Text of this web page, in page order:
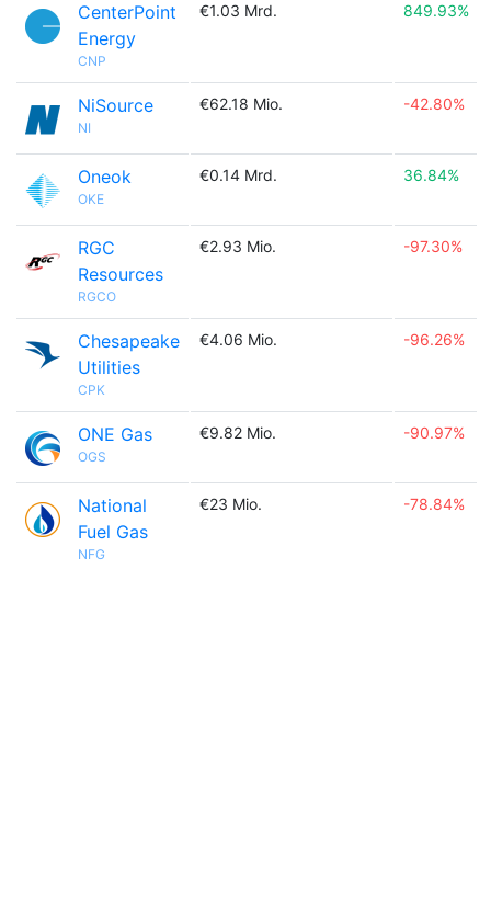
CenterPoint
Energy
CNP
€1.03 Mrd. 849.93%
NiSource
NI
€62.18 Mio. -42.80%
Oneok
OKE
€0.14 Mrd. 36.84%
RGC
Resources
RGCO
€2.93 Mio. -97.30%
Chesapeake
Utilities
CPK
€4.06 Mio. -96.26%
ONE Gas
OGS
€9.82 Mio. -90.97%
National
Fuel Gas
NFG
€23 Mio. -78.84%